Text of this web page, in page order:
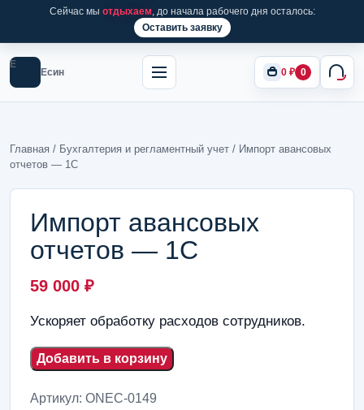
Сейчас мы отдыхаем, до начала рабочего дня осталось:
Оставить заявку
Е
Есин 0 ₽ 0
Главная / Бухгалтерия и регламентный учет / Импорт авансовых
отчетов — 1С
Импорт авансовых
отчетов — 1С
59 000 ₽
Ускоряет обработку расходов сотрудников.
Добавить в корзину
Артикул: ONEC-0149